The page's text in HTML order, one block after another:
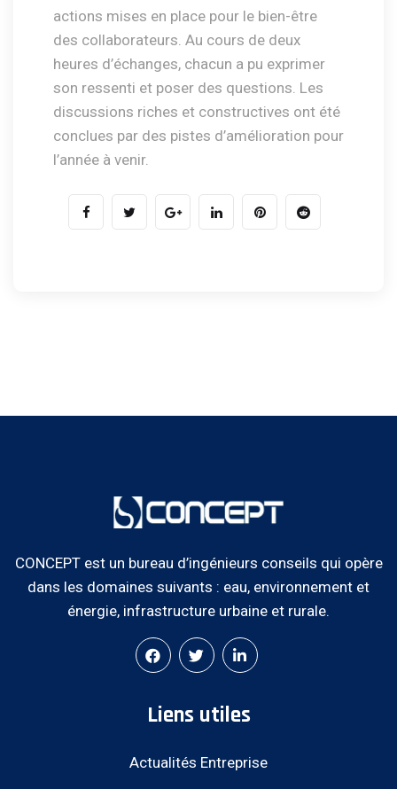
actions mises en place pour le bien-être
des collaborateurs. Au cours de deux
heures d’échanges, chacun a pu exprimer
son ressenti et poser des questions. Les
discussions riches et constructives ont été
conclues par des pistes d’amélioration pour
l’année à venir.
CONCEPT est un bureau d’ingénieurs conseils qui opère
dans les domaines suivants : eau, environnement et
énergie, infrastructure urbaine et rurale.
Liens utiles
Actualités Entreprise